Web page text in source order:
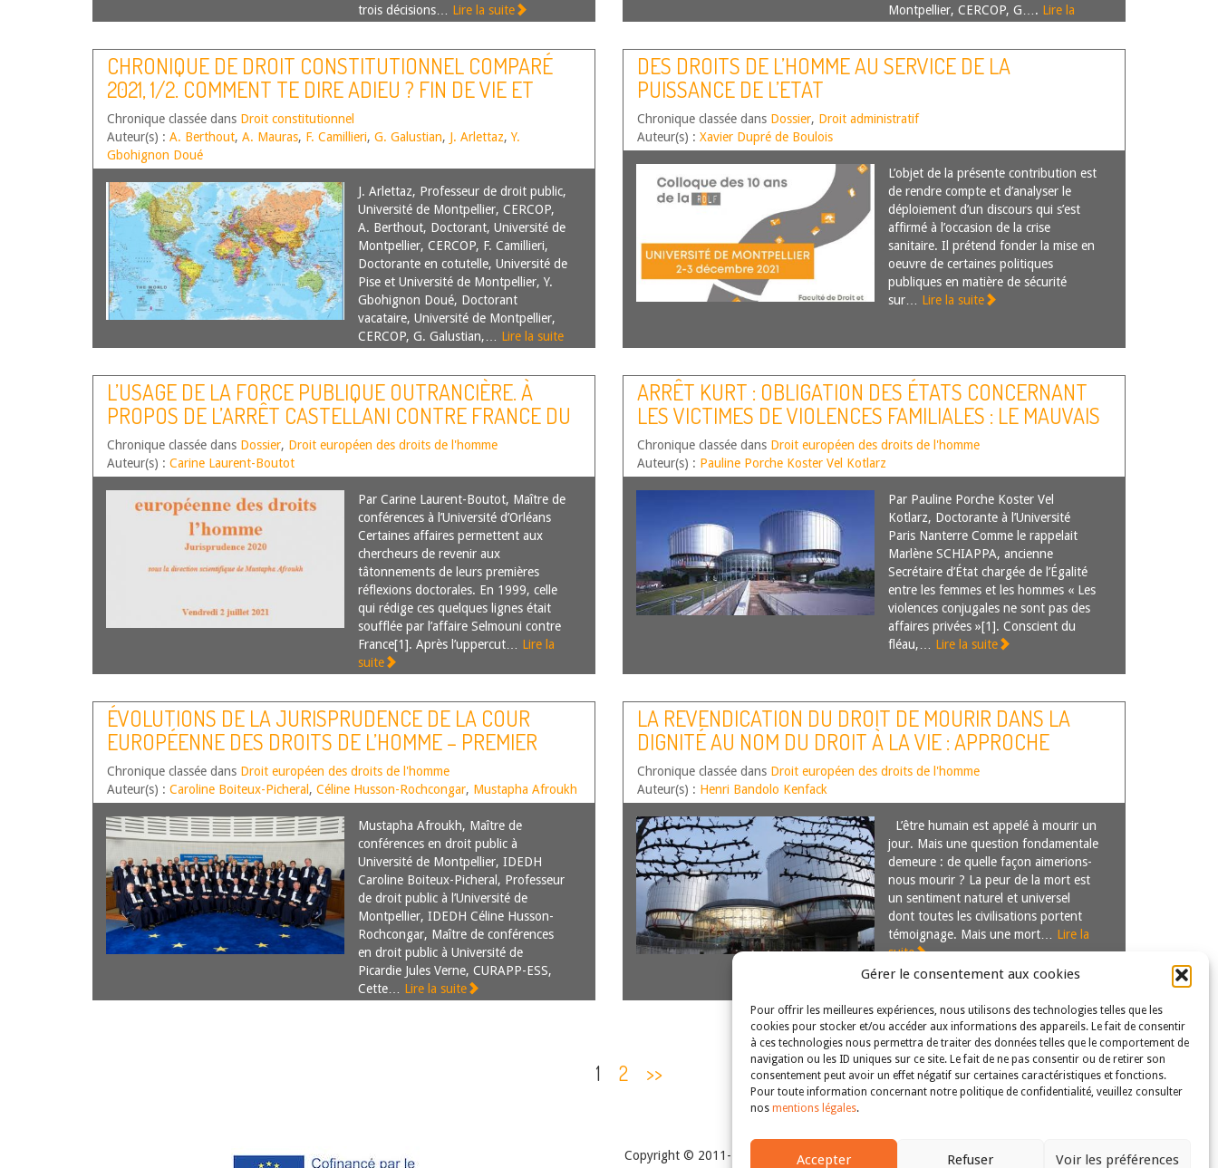
Gérer le consentement aux cookies
Pour offrir les meilleures expériences, nous utilisons des technologies telles que les
cookies pour stocker et/ou accéder aux informations des appareils. Le fait de consentir
à ces technologies nous permettra de traiter des données telles que le comportement de
navigation ou les ID uniques sur ce site. Le fait de ne pas consentir ou de retirer son
consentement peut avoir un effet négatif sur certaines caractéristiques et fonctions.
Pour toute information concernant notre politique de confidentialité, veuillez consulter
nos mentions légales.
Accepter Refuser Voir les préférences
trois décisions… Lire la suite
Montpellier, CERCOP, G…. Lire la
CHRONIQUE DE DROIT CONSTITUTIONNEL COMPARÉ
2021, 1/2. COMMENT TE DIRE ADIEU ? FIN DE VIE ET
CONSTITUTION
Chronique classée dans Droit constitutionnel
Auteur(s) : A. Berthout, A. Mauras, F. Camillieri, G. Galustian, J. Arlettaz, Y.
Gbohignon Doué
J. Arlettaz, Professeur de droit public,
Université de Montpellier, CERCOP,
A. Berthout, Doctorant, Université de
Montpellier, CERCOP, F. Camillieri,
Doctorante en cotutelle, Université de
Pise et Université de Montpellier, Y.
Gbohignon Doué, Doctorant
vacataire, Université de Montpellier,
CERCOP, G. Galustian,… Lire la suite
DES DROITS DE L’HOMME AU SERVICE DE LA
PUISSANCE DE L’ETAT
Chronique classée dans Dossier, Droit administratif
Auteur(s) : Xavier Dupré de Boulois
L’objet de la présente contribution est
de rendre compte et d’analyser le
déploiement d’un discours qui s’est
affirmé à l’occasion de la crise
sanitaire. Il prétend fonder la mise en
oeuvre de certaines politiques
publiques en matière de sécurité
sur… Lire la suite
L’USAGE DE LA FORCE PUBLIQUE OUTRANCIÈRE. À
PROPOS DE L’ARRÊT CASTELLANI CONTRE FRANCE DU
30 AVRIL 2020
Chronique classée dans Dossier, Droit européen des droits de l'homme
Auteur(s) : Carine Laurent-Boutot
Par Carine Laurent-Boutot, Maître de
conférences à l’Université d’Orléans
Certaines affaires permettent aux
chercheurs de revenir aux
tâtonnements de leurs premières
réflexions doctorales. En 1999, celle
qui rédige ces quelques lignes était
soufflée par l’affaire Selmouni contre
France[1]. Après l’uppercut… Lire la
suite
ARRÊT KURT : OBLIGATION DES ÉTATS CONCERNANT
LES VICTIMES DE VIOLENCES FAMILIALES : LE MAUVAIS
SIGNAL ?
Chronique classée dans Droit européen des droits de l'homme
Auteur(s) : Pauline Porche Koster Vel Kotlarz
Par Pauline Porche Koster Vel
Kotlarz, Doctorante à l’Université
Paris Nanterre Comme le rappelait
Marlène SCHIAPPA, ancienne
Secrétaire d’État chargée de l’Égalité
entre les femmes et les hommes « Les
violences conjugales ne sont pas des
affaires privées »[1]. Conscient du
fléau,… Lire la suite
ÉVOLUTIONS DE LA JURISPRUDENCE DE LA COUR
EUROPÉENNE DES DROITS DE L’HOMME – PREMIER
SEMESTRE 2020
Chronique classée dans Droit européen des droits de l'homme
Auteur(s) : Caroline Boiteux-Picheral , Céline Husson-Rochcongar, Mustapha Afroukh
Mustapha Afroukh, Maître de
conférences en droit public à
Université de Montpellier, IDEDH
Caroline Boiteux-Picheral, Professeur
de droit public à l’Université de
Montpellier, IDEDH Céline Husson-
Rochcongar, Maître de conférences
en droit public à Université de
Picardie Jules Verne, CURAPP-ESS,
Cette… Lire la suite
LA REVENDICATION DU DROIT DE MOURIR DANS LA
DIGNITÉ AU NOM DU DROIT À LA VIE : APPROCHE
INNOVATRICE ET CONCILIATRICE DE LA COUR EDH
Chronique classée dans Droit européen des droits de l'homme
Auteur(s) : Henri Bandolo Kenfack
L’être humain est appelé à mourir un
jour. Mais une question fondamentale
demeure : de quelle façon aimerions-
nous mourir ? La peur de la mort est
un sentiment naturel et universel
dont toutes les civilisations portent
témoignage. Mais une mort… Lire la
suite
1 2 >>
Copyright © 2011-2026 Revue des droits et libertés fondamentaux
| Tous droits réservés